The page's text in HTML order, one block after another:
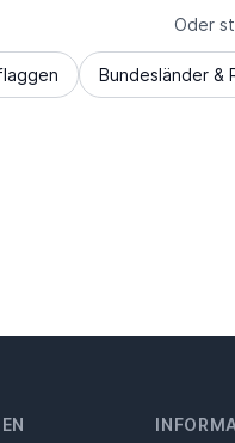
Oder
Bundesländer &